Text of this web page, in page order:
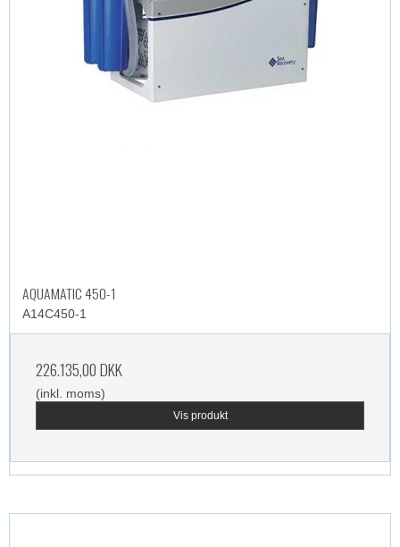
AQUAMATIC 450-1
A14C450-1
226.135,00 DKK
(inkl. moms)
Vis produkt